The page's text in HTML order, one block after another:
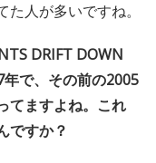
人が多いですね。
DRIFT DOWN
で、その前の2005
てますよね。これ
ですか？